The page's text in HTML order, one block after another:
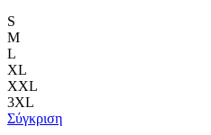
επιλεγούν
S
M
L
XL
XXL
3XL
Σύγκριση